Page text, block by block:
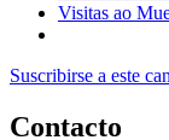
Visitas ao
Suscribirse a este
Contacto